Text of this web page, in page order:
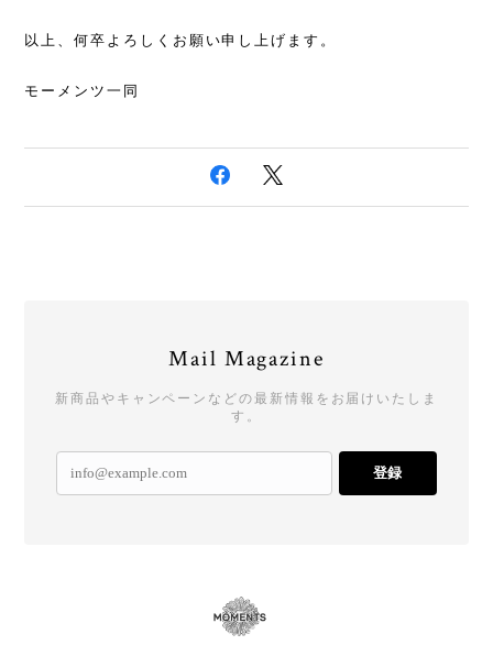
以上、何卒よろしくお願い申し上げます。
モーメンツ一同
Mail Magazine
新商品やキャンペーンなどの最新情報をお届けいたしま
す。
登録